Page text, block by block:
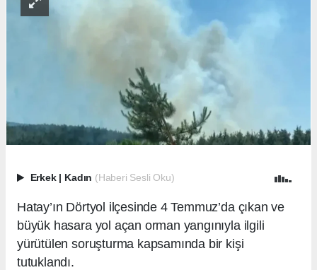
Erkek | Kadın (Haberi Sesli Oku)
Hatay’ın Dörtyol ilçesinde 4 Temmuz’da çıkan ve
büyük hasara yol açan orman yangınıyla ilgili
yürütülen soruşturma kapsamında bir kişi
tutuklandı.